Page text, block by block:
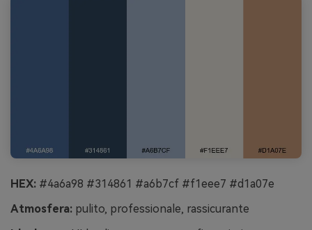
HEX: #4a6a98 #314861 #a6b7cf #f1eee7 #d1a07e
Atmosfera: pulito, professionale, rassicurante